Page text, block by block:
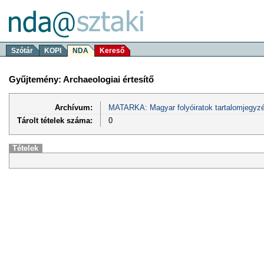
Szótár KOPI NDA Kereső
Gyűjtemény: Archaeologiai értesítő
Archívum:
MATARKA: Magyar folyóiratok
Tárolt tételek száma:
0
Tételek